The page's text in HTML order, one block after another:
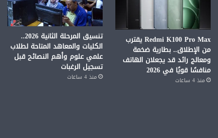
Redmi K100 Pro Max يقترب
من الإطلاق.. بطارية ضخمة
ومعالج رائد قد يجعلان الهاتف
منافسًا قويًا في 2026
منذ 4 ساعات
تنسيق المرحلة الثانية 2026..
الكليات والمعاهد المتاحة لطلاب
علمي علوم وأهم النصائح قبل
تسجيل الرغبات
منذ 4 ساعات